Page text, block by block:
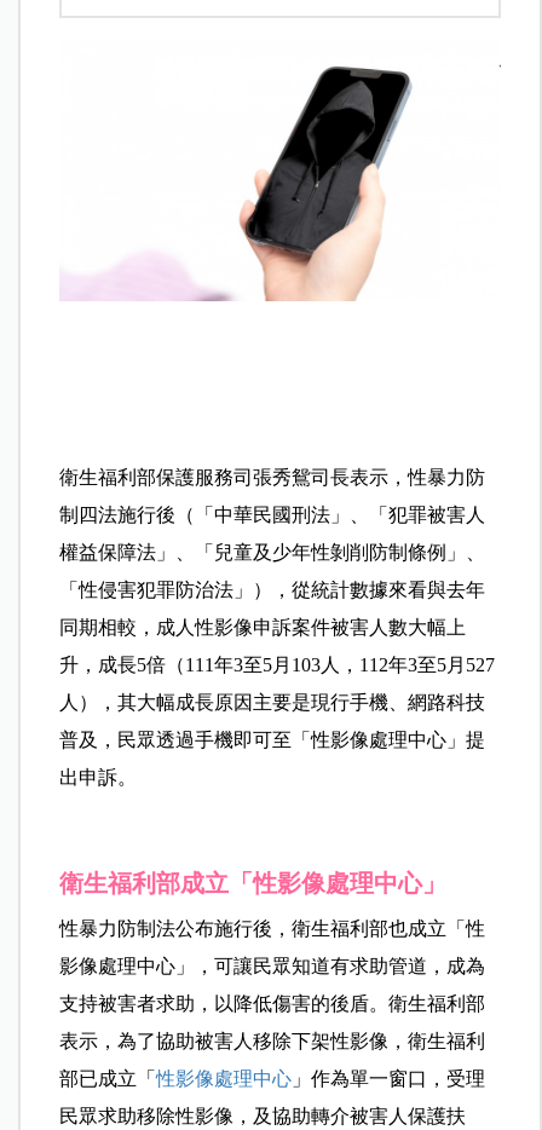
衛生福利部保護服務司張秀鴛司長表示，性暴力防
制四法施行後（「中華民國刑法」、「犯罪被害人
權益保障法」、「兒童及少年性剝削防制條例」、
「性侵害犯罪防治法」），從統計數據來看與去年
同期相較，成人性影像申訴案件被害人數大幅上
升，成長5倍（111年3至5月103人，112年3至5月527
人），其大幅成長原因主要是現行手機、網路科技
普及，民眾透過手機即可至「性影像處理中心」提
出申訴。
衛生福利部成立「性影像處理中心」
性暴力防制法公布施行後，衛生福利部也成立「性
影像處理中心」，可讓民眾知道有求助管道，成為
支持被害者求助，以降低傷害的後盾。衛生福利部
表示，為了協助被害人移除下架性影像，衛生福利
部已成立「性影像處理中心 」作為單一窗口，受理
民眾求助移除性影像，及協助轉介被害人保護扶